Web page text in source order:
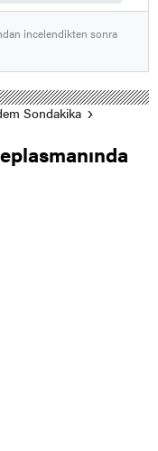
incelendikten sonra
Sondakika